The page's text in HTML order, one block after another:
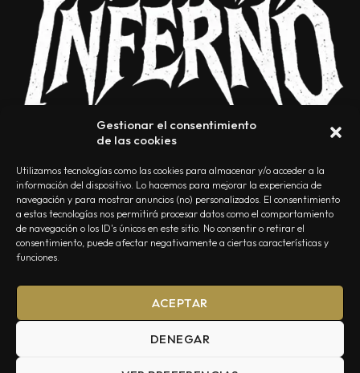
Gestionar el consentimiento
de las cookies
Utilizamos tecnologías como las cookies para almacenar y/o acceder a la
información del dispositivo. Lo hacemos para mejorar la experiencia de
navegación y para mostrar anuncios (no) personalizados. El consentimiento
a estas tecnologías nos permitirá procesar datos como el comportamiento
de navegación o los ID's únicos en este sitio. No consentir o retirar el
consentimiento, puede afectar negativamente a ciertas características y
funciones.
ACEPTAR
DENEGAR
NOSOTROS CONTACTO EDITORIAL POLÍTICA DE PRIVACIDAD